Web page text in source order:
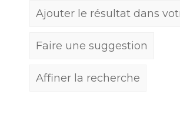
Ajouter le résultat dans
Faire une suggestion
Affiner la recherche